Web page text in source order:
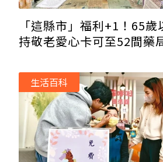
「這縣市」福利+1！65歲
持敬老愛心卡可至52間藥
生活百科